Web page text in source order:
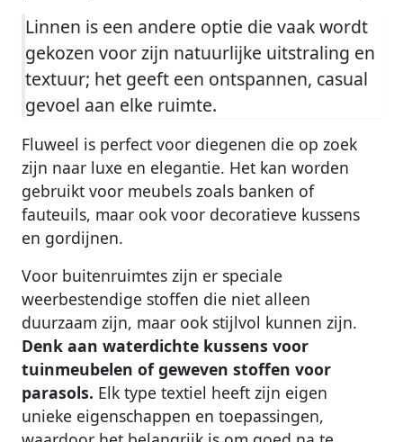
Linnen is een andere optie die vaak wordt
gekozen voor zijn natuurlijke uitstraling en
textuur; het geeft een ontspannen, casual
gevoel aan elke ruimte.
Fluweel is perfect voor diegenen die op zoek
zijn naar luxe en elegantie. Het kan worden
gebruikt voor meubels zoals banken of
fauteuils, maar ook voor decoratieve kussens
en gordijnen.
Voor buitenruimtes zijn er speciale
weerbestendige stoffen die niet alleen
duurzaam zijn, maar ook stijlvol kunnen zijn.
Denk aan waterdichte kussens voor
tuinmeubelen of geweven stoffen voor
parasols. Elk type textiel heeft zijn eigen
unieke eigenschappen en toepassingen,